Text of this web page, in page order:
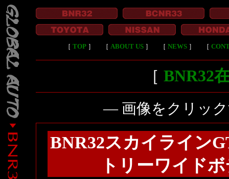
［ TOP］ ［ ABOUT US］ ［ NEWS］ ［
［ BNR32
― 画像をクリッ
BNR32スカイライン
トリーワイド